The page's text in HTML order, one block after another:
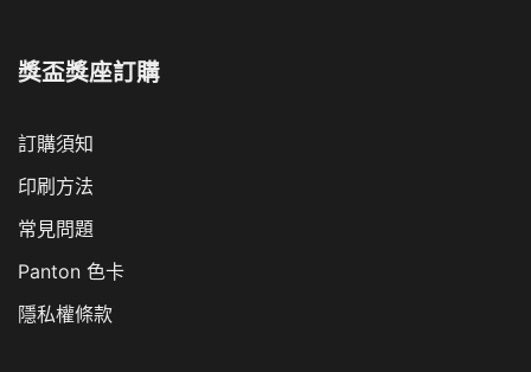
獎盃獎座訂購
訂購須知
印刷方法
常見問題
Panton 色卡
隱私權條款